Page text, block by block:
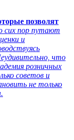
позволят
сих пор путают
и
что
розничных
советов и
не только